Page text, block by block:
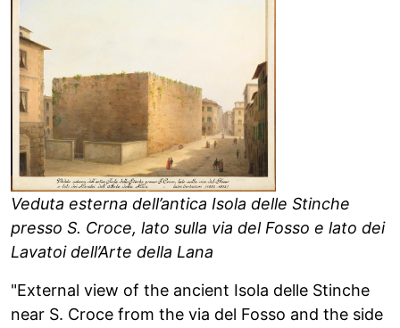
Veduta esterna dell’antica Isola delle Stinche
presso S. Croce, lato sulla via del Fosso e lato dei
Lavatoi dell’Arte della Lana
"External view of the ancient Isola delle Stinche
near S. Croce from the via del Fosso and the side